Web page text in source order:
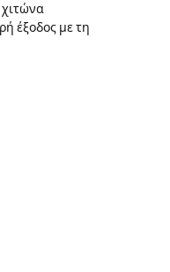
έξοδος με τη